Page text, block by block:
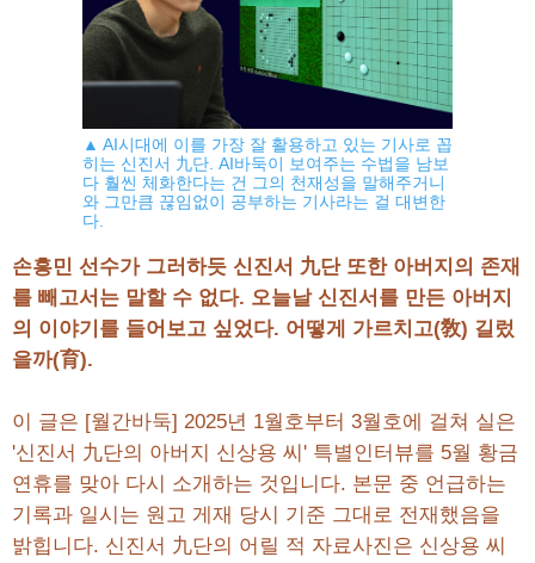
▲ AI시대에 이를 가장 잘 활용하고 있는 기사로 꼽
히는 신진서 九단. AI바둑이 보여주는 수법을 남보
다 훨씬 체화한다는 건 그의 천재성을 말해주거니
와 그만큼 끊임없이 공부하는 기사라는 걸 대변한
다.
손흥민 선수가 그러하듯 신진서 九단 또한 아버지의 존재
를 빼고서는 말할 수 없다. 오늘날 신진서를 만든 아버지
의 이야기를 들어보고 싶었다. 어떻게 가르치고(敎) 길렀
을까(育).
이 글은 [월간바둑] 2025년 1월호부터 3월호에 걸쳐 실은
'신진서 九단의 아버지 신상용 씨' 특별인터뷰를 5월 황금
연휴를 맞아 다시 소개하는 것입니다. 본문 중 언급하는
기록과 일시는 원고 게재 당시 기준 그대로 전재했음을
밝힙니다. 신진서 九단의 어릴 적 자료사진은 신상용 씨